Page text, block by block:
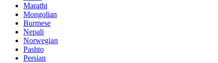
Marathi
Mongolian
Burmese
Nepali
Norwegian
Pashto
Persian